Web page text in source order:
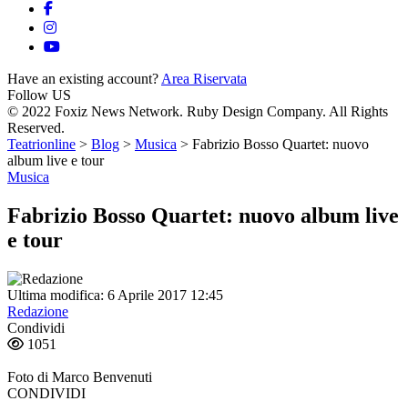
Have an existing account? Area Riservata
Follow US
© 2022 Foxiz News Network. Ruby Design Company. All Rights
Reserved.
Teatrionline > Blog > Musica > Fabrizio Bosso Quartet: nuovo
album live e tour
Musica
Fabrizio Bosso Quartet: nuovo album live
e tour
Ultima modifica: 6 Aprile 2017 12:45
Redazione
Condividi
1051
Foto di Marco Benvenuti
CONDIVIDI